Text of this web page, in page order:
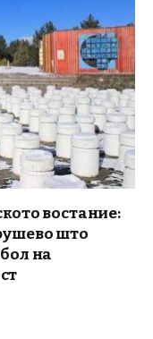
востание:
што
на